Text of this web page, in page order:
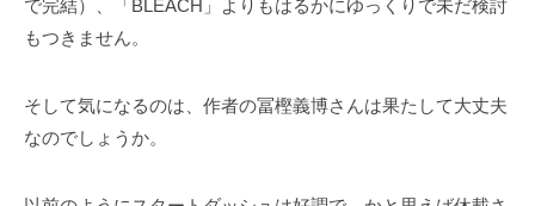
で完結）、「BLEACH」よりもはるかにゆっくりで未だ検討
もつきません。
そして気になるのは、作者の冨樫義博さんは果たして大丈夫
なのでしょうか。